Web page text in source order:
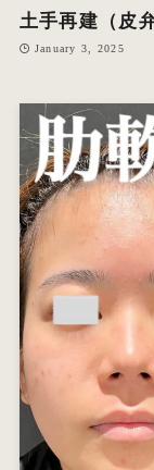
土手再建（皮
January 3, 2025